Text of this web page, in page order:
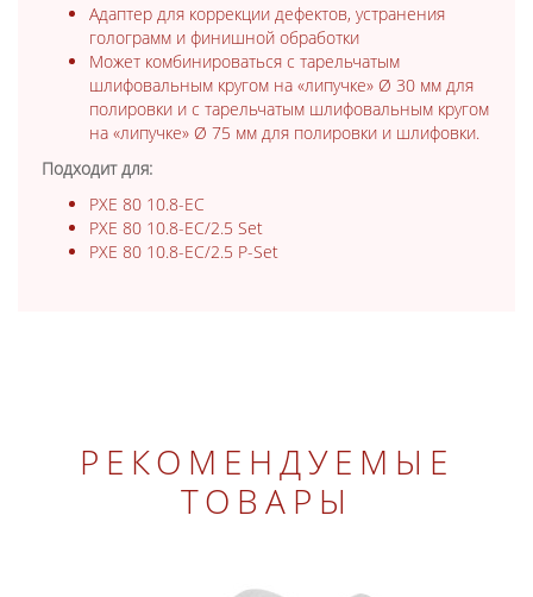
Адаптер для коррекции дефектов, устранения
голограмм и финишной обработки
Может комбинироваться с тарельчатым
шлифовальным кругом на «липучке» Ø 30 мм для
полировки и с тарельчатым шлифовальным кругом
на «липучке» Ø 75 мм для полировки и шлифовки.
Подходит для:
PXE 80 10.8-EC
PXE 80 10.8-EC/2.5 Set
PXE 80 10.8-EC/2.5 P-Set
РЕКОМЕНДУЕМЫЕ
ТОВАРЫ